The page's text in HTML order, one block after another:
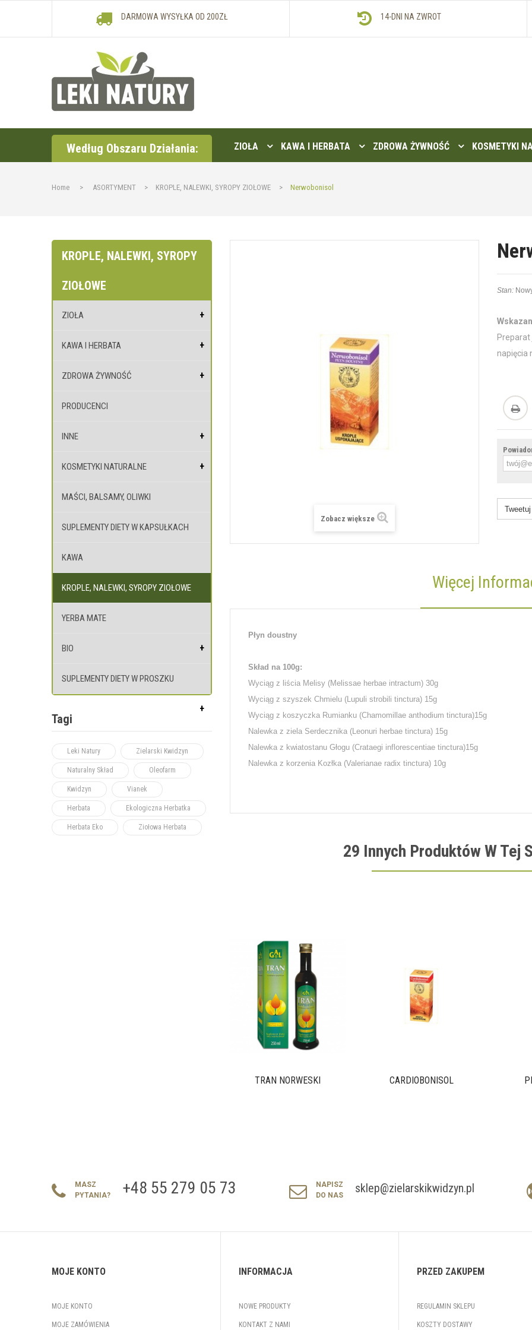
DARMOWA WYSYŁKA OD 200ZŁ 14-DNI NA ZWROT
Według Obszaru Działania: ZIOŁA KAWA I HERBATA ZDROWA ŻYWNOŚĆ KOSMETYKI
Home > ASORTYMENT > KROPLE, NALEWKI, SYROPY ZIOŁOWE > Nerwobonisol
KROPLE, NALEWKI, SYROPY
ZIOŁOWE
ZIOŁA
KAWA I HERBATA
ZDROWA ŻYWNOŚĆ
PRODUCENCI
INNE
KOSMETYKI NATURALNE
MAŚCI, BALSAMY, OLIWKI
SUPLEMENTY DIETY W KAPSUŁKACH
KAWA
KROPLE, NALEWKI, SYROPY ZIOŁOWE
YERBA MATE
BIO
SUPLEMENTY DIETY W PROSZKU
Tagi
Leki Natury Zielarski Kwidzyn
Naturalny Skład Oleofarm
Kwidzyn Vianek
Herbata Ekologiczna Herbatka
Herbata Eko Ziołowa Herbata
Zobacz większe
Stan:
napięcia
Tweetuj
Więcej
Płyn doustny
Skład na 100g:
Wyciąg z liścia Melisy (Melissae herbae intractum) 30g
Wyciąg z szyszek Chmielu (Lupuli strobili tinctura) 15g
Wyciąg z koszyczka Rumianku (Chamomillae anthodium tinctura)15g
Nalewka z ziela Serdecznika (Leonuri herbae tinctura) 15g
Nalewka z kwiatostanu Głogu (Crataegi inflorescentiae tinctura)15g
Nalewka z korzenia Kozłka (Valerianae radix tinctura) 10g
29 Innych Produktów W Tej
TRAN NORWESKI CARDIOBONISOL
MASZ
PYTANIA?
+48 55 279 05 73
NAPISZ
DO NAS
sklep@zielarskikwidzyn.pl
MOJE KONTO
MOJE KONTO
MOJE ZAMÓWIENIA
INFORMACJA
NOWE PRODUKTY
KONTAKT Z NAMI
PRZED ZAKUPEM
REGULAMIN SKLEPU
KOSZTY DOSTAWY